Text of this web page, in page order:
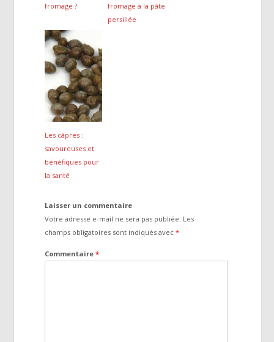
fromage ?
fromage à la pâte
persillée
Les câpres :
savoureuses et
bénéfiques pour
la santé
Laisser un commentaire
Votre adresse e-mail ne sera pas publiée. Les
champs obligatoires sont indiqués avec*
Commentaire*